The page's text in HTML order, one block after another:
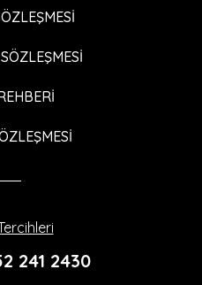
241 2430